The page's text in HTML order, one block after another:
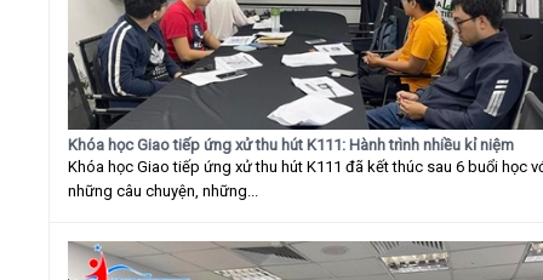
Khóa học Giao tiếp ứng xử thu hút K111: Hành trình nhiều kỉ niệm
Khóa học Giao tiếp ứng xử thu hút K111 đã kết thúc sau 6 buổi học
những câu chuyện, những...